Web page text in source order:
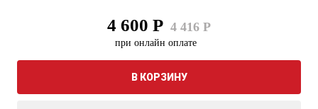
4 600 Р 4 416 Р
при онлайн оплате
В КОРЗИНУ